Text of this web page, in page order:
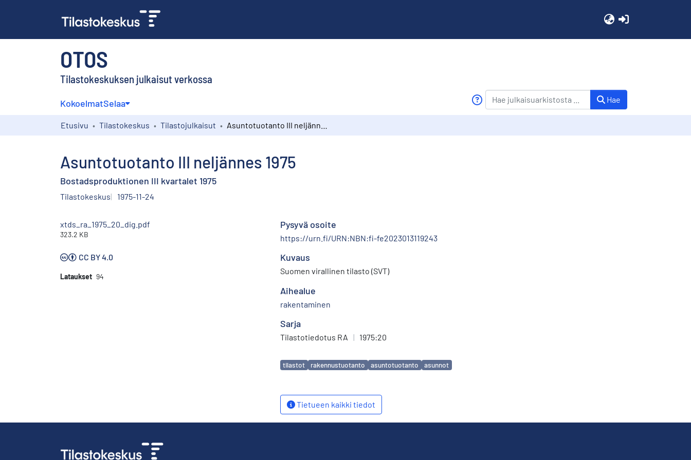
OTOS
Tilastokeskuksen julkaisut verkossa
KokoelmatSelaa Hae
Etusivu Tilastokeskus Tilastojulkaisut
Asuntotuotanto III neljännes 1975
Bostadsproduktionen III kvartalet 1975
Tilastokeskus 1975-11-24
xtds_ra_1975_20_dig.pdf
323.2 KB
CC BY 4.0
Lataukset 94
Pysyvä osoite
https://urn.fi/URN:NBN:fi-fe2023013119243
Kuvaus
Suomen virallinen tilasto (SVT)
Aihealue
rakentaminen
Sarja
Tilastotiedotus RA | 1975:20
Avainsanat
tilastot rakennustuotanto asuntotuotanto asunnot
Tietueen kaikki tiedot